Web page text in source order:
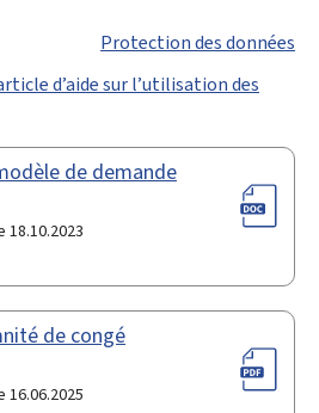
Protection des données
d’aide sur l’utilisation des
de demande
de congé